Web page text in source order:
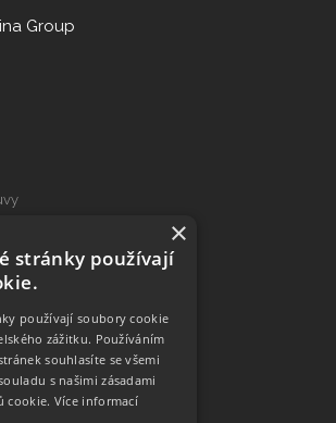
Group
×
stránky používají
používají soubory cookie
zážitku. Používáním
souhlasíte se všemi
s našimi zásadami
cookie. Více informací